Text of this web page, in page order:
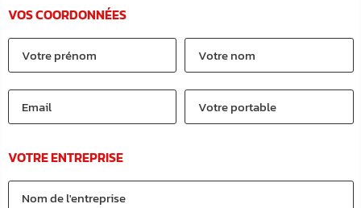
VOS COORDONNÉES
VOTRE ENTREPRISE
Alternative: